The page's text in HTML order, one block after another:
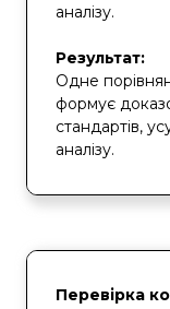
аналізу.
Результат:
Одне
формує
стандартів,
аналізу.
Перевірка